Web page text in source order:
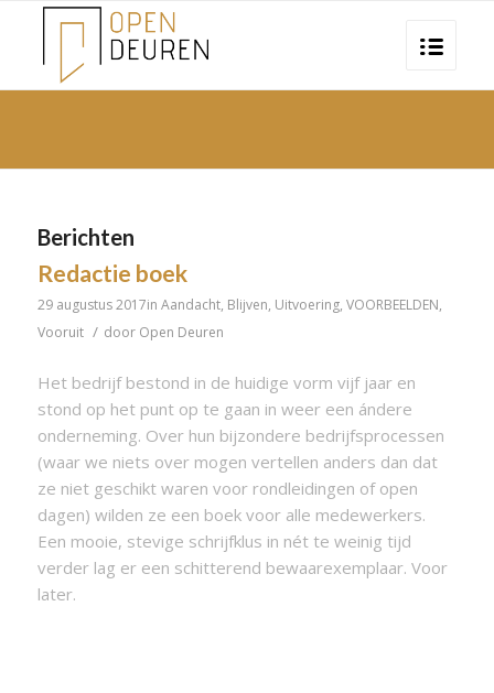
Berichten
Redactie boek
29 augustus 2017in Aandacht, Blijven, Uitvoering, VOORBEELDEN,
Vooruit / door Open Deuren
Het bedrijf bestond in de huidige vorm vijf jaar en
stond op het punt op te gaan in weer een ándere
onderneming. Over hun bijzondere bedrijfsprocessen
(waar we niets over mogen vertellen anders dan dat
ze niet geschikt waren voor rondleidingen of open
dagen) wilden ze een boek voor alle medewerkers.
Een mooie, stevige schrijfklus in nét te weinig tijd
verder lag er een schitterend bewaarexemplaar. Voor
later.